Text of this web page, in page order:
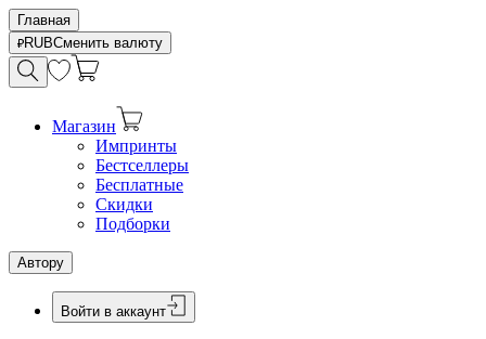
Главная
RUBСменить валюту
Магазин
Импринты
Бестселлеры
Бесплатные
Скидки
Подборки
Автору
Войти в аккаунт